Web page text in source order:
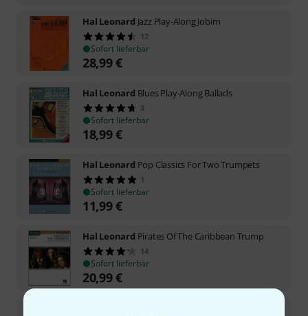
Hal Leonard Jazz Play-Along Jobim
12
Sofort lieferbar
28,99€
Hal Leonard Blues Play-Along Ballads
3
Sofort lieferbar
18,99€
Hal Leonard Pop Classics For Two Trumpets
1
Sofort lieferbar
11,99€
Hal Leonard Pirates Of The Caribbean Trump
14
Sofort lieferbar
20,99€